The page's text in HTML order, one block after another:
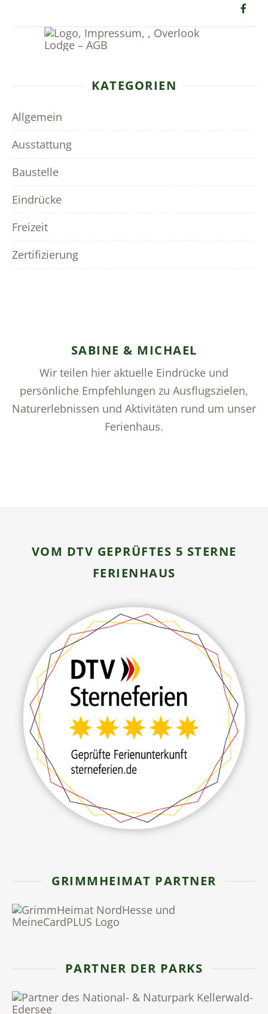
KATEGORIEN
Allgemein
Ausstattung
Baustelle
Eindrücke
Freizeit
Zertifizierung
SABINE & MICHAEL
Wir teilen hier aktuelle Eindrücke und
persönliche Empfehlungen zu Ausflugszielen,
Naturerlebnissen und Aktivitäten rund um unser
Ferienhaus.
VOM DTV GEPRÜFTES 5 STERNE
FERIENHAUS
GRIMMHEIMAT PARTNER
PARTNER DER PARKS